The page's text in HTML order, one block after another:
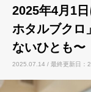
2025年4月1
ホタルブクロ
ないひとも〜
2025.07.14 / 最終更新日：